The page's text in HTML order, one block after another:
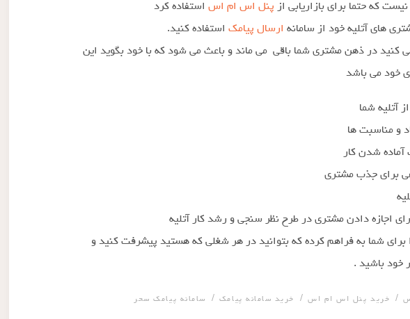
که حتما برای بازاریابی از پنل اس ام اس استفاده کرد
های آتلیه خود از سامانه ارسال پیامک استفاده کنید.
کنید در ذهن مشتری شما باقی می ماند و باعث می شود که با خود بگوید این
خود می باشد
آتلیه شما
و مناسبت ها
آماده شدن کار
برای جذب مشتری
اجازه دادن مشتری در طرح نظر سنجی و رشد کار آتلیه
برای شما به فراهم کرده که بتوانید در هر شغلی که هستید پیشرفت کنید و
باشید .
/ خرید پنل اس ام اس/ خرید سامانه پیامک / سامانه پیامک سحر